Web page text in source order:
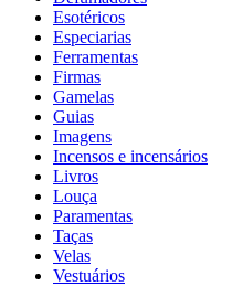
Esotéricos
Especiarias
Ferramentas
Firmas
Gamelas
Guias
Imagens
Incensos e incensários
Livros
Louça
Paramentas
Taças
Velas
Vestuários